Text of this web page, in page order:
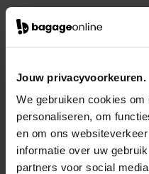
Jouw privacyvoorkeuren.
We gebruiken cookies
personaliseren, om
en om ons
informatie over uw
partners voor social